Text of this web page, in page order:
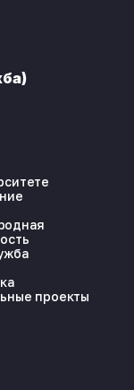
проекты